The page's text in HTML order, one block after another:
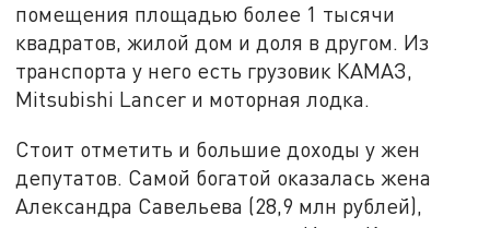
помещения площадью более 1 тысячи
квадратов, жилой дом и доля в другом. Из
транспорта у него есть грузовик КАМАЗ,
Mitsubishi Lancer и моторная лодка.
Стоит отметить и большие доходы у жен
депутатов. Самой богатой оказалась жена
Александра Савельева (28,9 млн рублей),